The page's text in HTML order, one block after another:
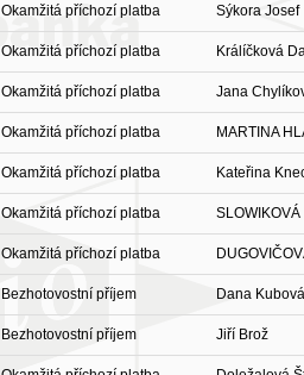
Okamžitá příchozí platba Sýkora Josef
Okamžitá příchozí platba Králíčková
Okamžitá příchozí platba Jana
Okamžitá příchozí platba MARTINA
Okamžitá příchozí platba Kateřina
Okamžitá příchozí platba SLOWIKOVÁ
Okamžitá příchozí platba
Bezhotovostní příjem Dana Kubová
Bezhotovostní příjem Jiří Brož